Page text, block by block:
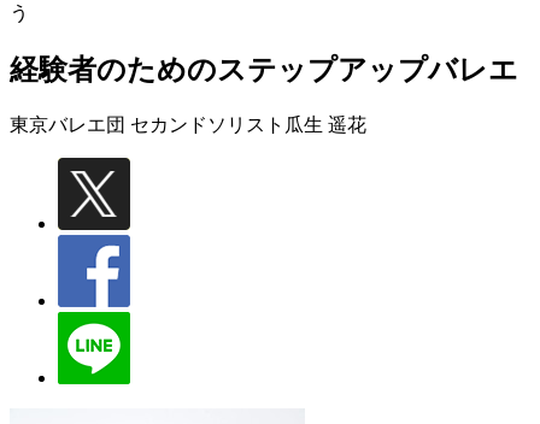
う
経験者のためのステップアップバレエ
東京バレエ団 セカンドソリスト 瓜生 遥花